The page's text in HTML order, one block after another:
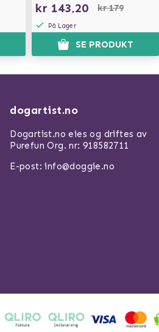
kr 143,20 kr 179
På Lager
SE PRODUKT
dogartist.no
Dogartist.no eies og driftes av
Purefun Org. nr: 918582711
E-post: info@doggie.no